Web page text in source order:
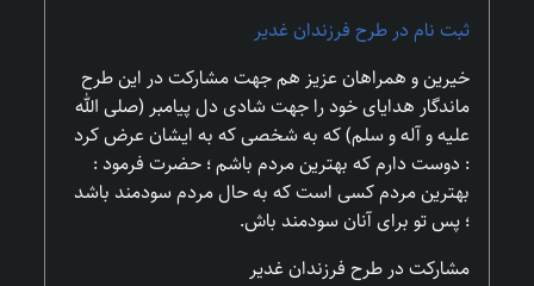
ثبت نام در طرح فرزندان غدیر
خیرین و همراهان عزیز هم جهت مشارکت در این طرح
ماندگار هدایای خود را جهت شادی دل پیامبر (صلی الله
علیه و آله و سلم) که به شخصى که به ایشان عرض کرد
: دوست دارم که بهترین مردم باشم ؛ حضرت فرمود :
بهترین مردم کسى است که به حال مردم سودمند باشد
؛ پس تو براى آنان سودمند باش.
مشارکت در طرح فرزندان غدیر